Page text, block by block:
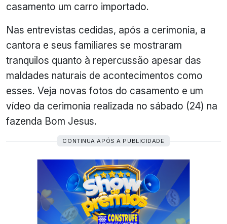
casamento um carro importado.
Nas entrevistas cedidas, após a cerimonia, a
cantora e seus familiares se mostraram
tranquilos quanto à repercussão apesar das
maldades naturais de acontecimentos como
esses. Veja novas fotos do casamento e um
vídeo da cerimonia realizada no sábado (24) na
fazenda Bom Jesus.
CONTINUA APÓS A PUBLICIDADE